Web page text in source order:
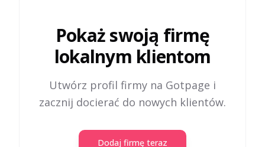
Pokaż swoją firmę
lokalnym klientom
Utwórz profil firmy na Gotpage i
zacznij docierać do nowych klientów.
Dodaj firmę teraz